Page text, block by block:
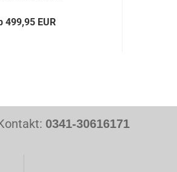
499,95 EUR
0341-30616171